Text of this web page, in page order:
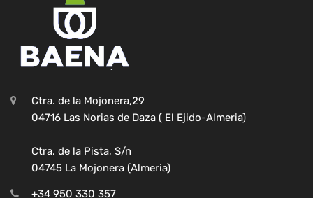
Ctra. de la Mojonera,29
04716 Las Norias de Daza ( El Ejido-Almeria)
Ctra. de la Pista, S/n
04745 La Mojonera (Almeria)
+34 950 330 357